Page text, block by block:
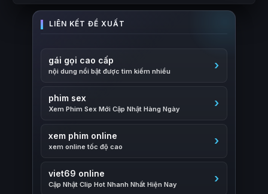
gái gọi cao cấp
nội dung nổi bật được tìm kiếm nhiều
phim sex
Xem Phim Sex Mới Cập Nhật Hàng Ngày
xem phim online
xem online tốc độ cao
viet69 online
Cập Nhật Clip Hot Nhanh Nhất Hiện Nay